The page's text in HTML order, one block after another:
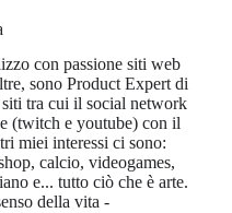
con passione siti web
sono Product Expert di
tra cui il social network
(twitch e youtube) con il
miei interessi ci sono:
calcio, videogames,
e... tutto ciò che è arte.
della vita -